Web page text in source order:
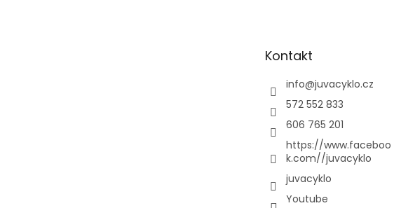
Kontakt
info@juvacyklo.cz
572 552 833
606 765 201
https://www.faceboo
k.com//juvacyklo
juvacyklo
Youtube